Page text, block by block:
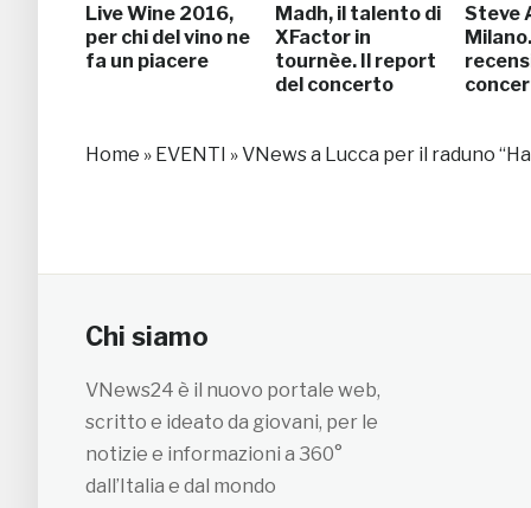
Live Wine 2016,
per chi del vino ne
fa un piacere
Madh, il talento di
XFactor in
tournèe. Il report
del concerto
Steve
Home » EVENTI »VNews a Lucca per il raduno
Chi siamo
VNews24 è il nuovo portale web,
scritto e ideato da giovani, per le
notizie e informazioni a 360°
dall’Italia e dal mondo